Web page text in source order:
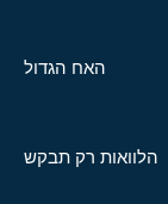
האח הגדול
הלוואות רק תבקש